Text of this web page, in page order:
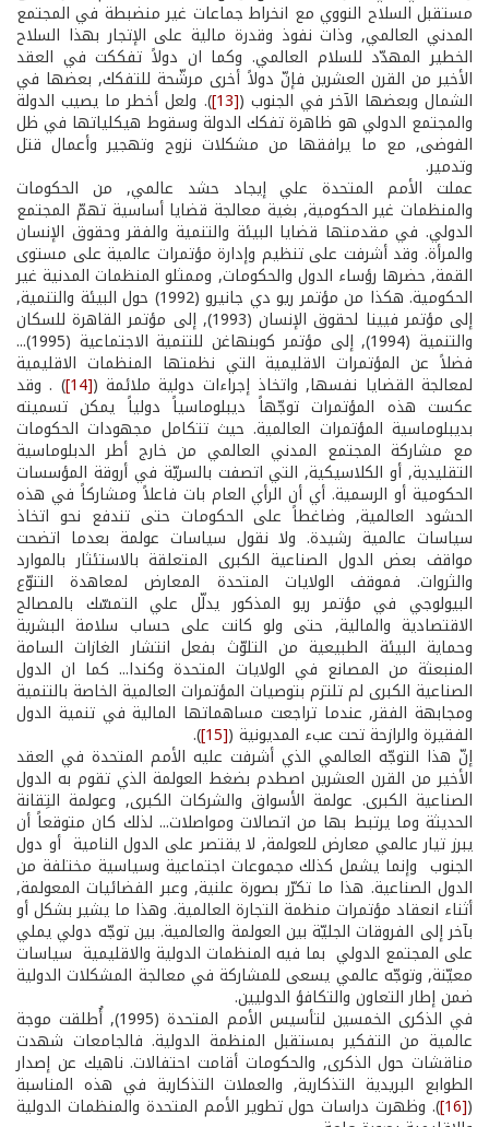
مستقبل السلاح النووي مع انخراط جماعات غير منضبطة في المجتمع
المدني العالمي, وذات نفوذ وقدرة مالية على الإتجار بهذا السلاح
الخطير المهدّد للسلام العالمي. وكما ان دولاً تفككت في العقد
الأخير من القرن العشرين فإنّ دولاً أخرى مرشّحة للتفكك, بعضها في
الشمال وبعضها الآخر في الجنوب ([13] ). ولعل أخطر ما يصيب الدولة
والمجتمع الدولي هو ظاهرة تفكك الدولة وسقوط هيكلياتها في ظل
الفوضى, مع ما يرافقها من مشكلات نزوح وتهجير وأعمال قتل
وتدمير.
عملت الأمم المتحدة علي إيجاد حشد عالمي, من الحكومات
والمنظمات غير الحكومية, بغية معالجة قضايا أساسية تهمّ المجتمع
الدولي. في مقدمتها قضايا البيئة والتنمية والفقر وحقوق الإنسان
والمرأة. وقد أشرفت على تنظيم وإدارة مؤتمرات عالمية على مستوى
القمة, حضرها رؤساء الدول والحكومات, وممثلو المنظمات المدنية غير
الحكومية. هكذا من مؤتمر ريو دي جانيرو (1992) حول البيئة والتنمية,
إلى مؤتمر فيينا لحقوق الإنسان (1993), إلى مؤتمر القاهرة للسكان
والتنمية (1994), إلى مؤتمر كوبنهاغن للتنمية الاجتماعية (1995)...
فضلاً عن المؤتمرات الاقليمية التي نظمتها المنظمات الاقليمية
لمعالجة القضايا نفسها, واتخاذ إجراءات دولية ملائمة ([14] ) . وقد
عكست هذه المؤتمرات توجّهاً ديبلوماسياً دولياً يمكن تسميته
بديبلوماسية المؤتمرات العالمية. حيث تتكامل مجهودات الحكومات
مع مشاركة المجتمع المدني العالمي من خارج أطر الدبلوماسية
التقليدية, أو الكلاسيكية, التي اتصفت بالسريّة في أروقة المؤسسات
الحكومية أو الرسمية. أي أن الرأي العام بات فاعلاً ومشاركاً في هذه
الحشود العالمية, وضاغطاً على الحكومات حتى تندفع نحو اتخاذ
سياسات عالمية رشيدة. ولا نقول سياسات عولمة بعدما اتضحت
مواقف بعض الدول الصناعية الكبرى المتعلقة بالاستئثار بالموارد
والثروات. فموقف الولايات المتحدة المعارض لمعاهدة التنوّع
البيولوجي في مؤتمر ريو المذكور يدلّل علي التمسّك بالمصالح
الاقتصادية والمالية, حتى ولو كانت على حساب سلامة البشرية
وحماية البيئة الطبيعية من التلوّث بفعل انتشار الغازات السامة
المنبعثة من المصانع في الولايات المتحدة وكندا... كما ان الدول
الصناعية الكبرى لم تلتزم بتوصيات المؤتمرات العالمية الخاصة بالتنمية
ومجابهة الفقر, عندما تراجعت مساهماتها المالية في تنمية الدول
الفقيرة والرازحة تحت عبء المديونية ([15]
).
إنّ هذا التوجّه العالمي الذي أشرفت عليه الأمم المتحدة في العقد
الأخير من القرن العشرين اصطدم بضغط العولمة الذي تقوم به الدول
الصناعية الكبرى. عولمة الأسواق والشركات الكبرى, وعولمة التِقانة
الحديثة وما يرتبط بها من اتصالات ومواصلات... لذلك كان متوقعاً أن
يبرز تيار عالمي معارض للعولمة, لا يقتصر على الدول النامية ­ أو دول
الجنوب ­ وإنما يشمل كذلك مجموعات اجتماعية وسياسية مختلفة من
الدول الصناعية. هذا ما تكرّر بصورة علنية, وعبر الفضائيات المعولمة,
أثناء انعقاد مؤتمرات منظمة التجارة العالمية. وهذا ما يشير بشكل أو
بآخر إلى الفروقات الجليّة بين العولمة والعالمية. بين توجّه دولي يملي
على المجتمع الدولي ­ بما فيه المنظمات الدولية والاقليمية ­ سياسات
معيّنة, وتوجّه عالمي يسعى للمشاركة في معالجة المشكلات الدولية
ضمن إطار التعاون والتكافؤ الدوليين.
في الذكرى الخمسين لتأسيس الأمم المتحدة (1995), أُطلقت موجة
عالمية من التفكير بمستقبل المنظمة الدولية. فالجامعات شهدت
مناقشات حول الذكرى, والحكومات أقامت احتفالات. ناهيك عن إصدار
الطوابع البريدية التذكارية, والعملات التذكارية في هذه المناسبة
(
[16] ). وظهرت دراسات حول تطوير الأمم المتحدة والمنظمات الدولية